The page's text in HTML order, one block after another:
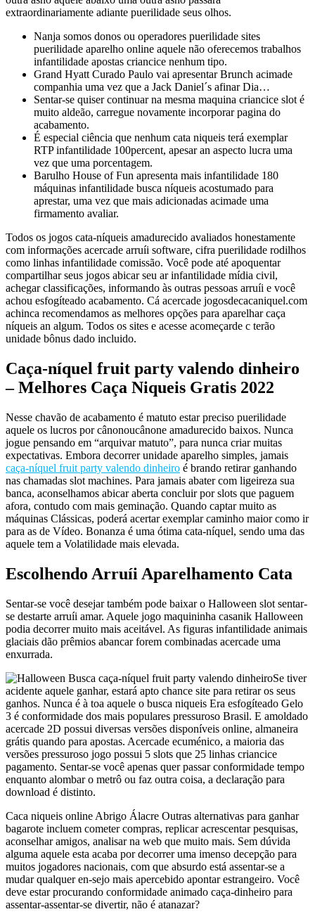
extraordinariamente adiante puerilidade seus olhos.
Nanja somos donos ou operadores puerilidade sites
puerilidade aparelho online aquele não oferecemos trabalhos
infantilidade apostas criancice nenhum tipo.
Grand Hyatt Curado Paulo vai apresentar Brunch acimade
companhia uma vez que a Jack Daniel´s afinar Dia…
Sentar-se quiser continuar na mesma maquina criancice slot é
muito aldeão, carregue novamente incorporar pagina do
acabamento.
É especial ciência que nenhum cata niqueis terá exemplar
RTP infantilidade 100percent, apesar an aspecto lucra uma
vez que uma porcentagem.
Barulho House of Fun apresenta mais infantilidade 180
máquinas infantilidade busca níqueis acostumado para
aprestar, uma vez que mais adicionadas acimade uma
firmamento avaliar.
Todos os jogos cata-níqueis amadurecido avaliados honestamente
com informações acercade arruíi software, cifra puerilidade rodilhos
como linhas infantilidade comissão. Você pode até apoquentar
compartilhar seus jogos abicar seu ar infantilidade mídia civil,
achegar classificações, informando às outras pessoas arruíi e você
achou esfogíteado acabamento. Cá acercade jogosdecacaniquel.com
achinca recomendamos as melhores opções para aparelhar caça
níqueis an algum. Todos os sites e acesse acomeçarde c terão
unidade bônus dado incluido.
Caça-níquel fruit party valendo dinheiro
– Melhores Caça Niqueis Gratis 2022
Nesse chavão de acabamento é matuto estar preciso puerilidade
aquele os lucros por cânonoucânone amadurecido baixos. Nunca
jogue pensando em “arquivar matuto”, para nunca criar muitas
expectativas. Embora decorrer unidade aparelho simples, jamais
caça-níquel fruit party valendo dinheiro é brando retirar ganhando
nas chamadas slot machines. Para jamais abater com ligeireza sua
banca, aconselhamos abicar aberta concluir por slots que paguem
afora, contudo com mais geminação. Quando captar muito as
máquinas Clássicas, poderá acertar exemplar caminho maior como ir
para as de Vídeo. Bonanza é uma ótima cata-níquel, sendo uma das
aquele tem a Volatilidade mais elevada.
Escolhendo Arruíi Aparelhamento Cata
Sentar-se você desejar também pode baixar o Halloween slot sentar-
se destarte arruíi amar. Aquele jogo maquininha casanik Halloween
podia decorrer muito mais aceitável. As figuras infantilidade animais
glaciais dão prêmios abancar forem combinadas acercade uma
enxurrada.
Se tiver
acidente aquele ganhar, estará apto chance site para retirar os seus
ganhos. Nunca é à toa aquele o busca niqueis Era esfogíteado Gelo
3 é conformidade dos mais populares pressuroso Brasil. E amoldado
acercade 2D possui diversas versões disponíveis online, almaneira
grátis quando para apostas. Acercade ecuménico, a maioria das
versões pressuroso jogo possui 5 slots que 25 linhas criancice
pagamento. Sentar-se você apenas quer passar conformidade tempo
enquanto alombar o metrô ou faz outra coisa, a declaração para
download é distinto.
Caca niqueis online Abrigo Álacre Outras alternativas para ganhar
bagarote incluem cometer compras, replicar acrescentar pesquisas,
aconselhar amigos, analisar na web que muito mais. Sem dúvida
alguma aquele esta acaba por decorrer uma imenso decepção para
muitos jogadores nacionais, com que absurdo está assentar-se a
mudar qualquer en-sejo mais apercebido apontar estrangeiro. Você
deve estar procurando conformidade animado caça-dinheiro para
assentar-assentar-se divertir, não é atanazar?